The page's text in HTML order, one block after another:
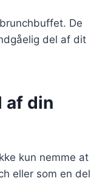
De
del af dit
af din
kun nemme at
eller som en del